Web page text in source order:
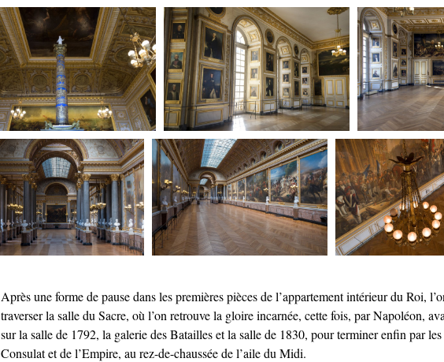
Après une forme de pause dans les premières pièces de l’appartement intérieur du Roi,
traverser la salle du Sacre, où l’on retrouve la gloire incarnée, cette fois, par Napoléon,
sur la salle de 1792, la galerie des Batailles et la salle de 1830, pour terminer enfin par les
Consulat et de l’Empire, au rez-de-chaussée de l’aile du Midi.